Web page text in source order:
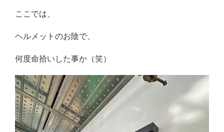
ここでは、
ヘルメットのお陰で、
何度命拾いした事か（笑）